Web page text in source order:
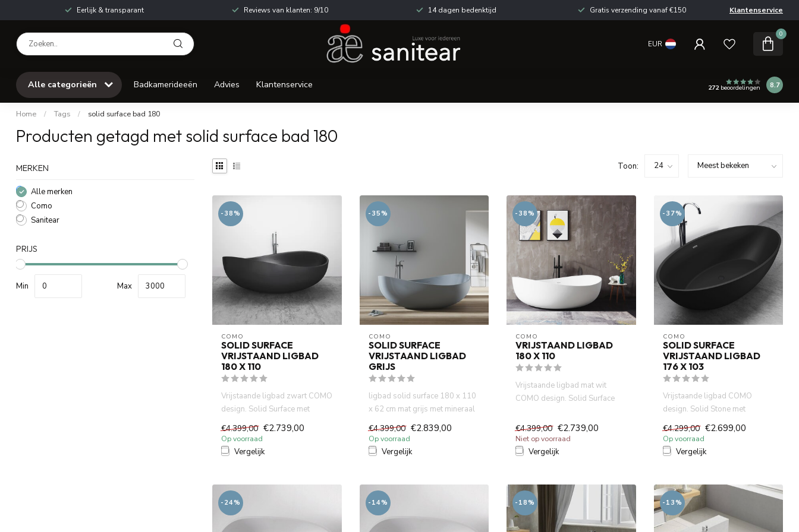
Eerlijk & transparant Reviews van klanten: 9/10 14 dagen bedenktijd Gratis verzending vanaf €150 Klantenservice
EUR
0
Alle categorieën Badkamerideeën Advies Klantenservice 272beoordelingen 8.7
Home / Tags / solid surface bad 180
Producten getagd met solid surface bad 180
MERKEN
Alle merken
Como
Sanitear
PRIJS
Min Max
Toon:
-38%
COMO
SOLID SURFACE
VRIJSTAAND LIGBAD
180 X 110
Vrijstaande ligbad zwart COMO
design. Solid Surface met
€4.399,00 €2.739,00
Op voorraad
Vergelijk
-35%
COMO
SOLID SURFACE
VRIJSTAAND LIGBAD
GRIJS
ligbad solid surface 180 x 110
x 62 cm mat grijs met mineraal
€4.399,00 €2.839,00
Op voorraad
Vergelijk
-38%
COMO
VRIJSTAAND LIGBAD
180 X 110
Vrijstaande ligbad mat wit
COMO design. Solid Surface
€4.399,00 €2.739,00
Niet op voorraad
Vergelijk
-37%
COMO
SOLID SURFACE
VRIJSTAAND LIGBAD
176 X 103
Vrijstaande ligbad COMO
design. Solid Stone met
,Puu...
€4.299,00 €2.699,00
Op voorraad
Vergelijk
-24% -14% -18% -13%